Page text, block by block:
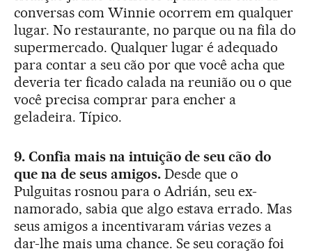
conversas com Winnie ocorrem em qualquer
lugar. No restaurante, no parque ou na fila do
supermercado. Qualquer lugar é adequado
para contar a seu cão por que você acha que
deveria ter ficado calada na reunião ou o que
você precisa comprar para encher a
geladeira. Típico.
9. Confia mais na intuição de seu cão do
que na de seus amigos.Desde que o
Pulguitas rosnou para o Adrián, seu ex-
namorado, sabia que algo estava errado. Mas
seus amigos a incentivaram várias vezes a
dar-lhe mais uma chance. Se seu coração foi